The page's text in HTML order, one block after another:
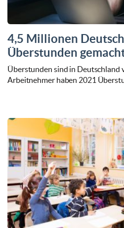
4,5 Millionen
Überstunden
Überstunden sind in Deutschland
Arbeitnehmer haben 2021